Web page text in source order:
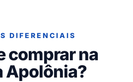
DIFERENCIAIS
comprar na
Apolônia?